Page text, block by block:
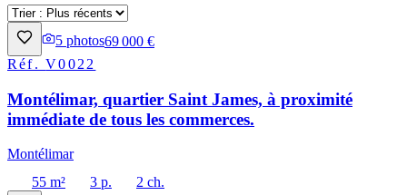
5 photos69 000 €
Réf.V0022
Montélimar, quartier Saint James, à proximité
immédiate de tous les commerces.
Montélimar
55 m²
3 p.
2 ch.